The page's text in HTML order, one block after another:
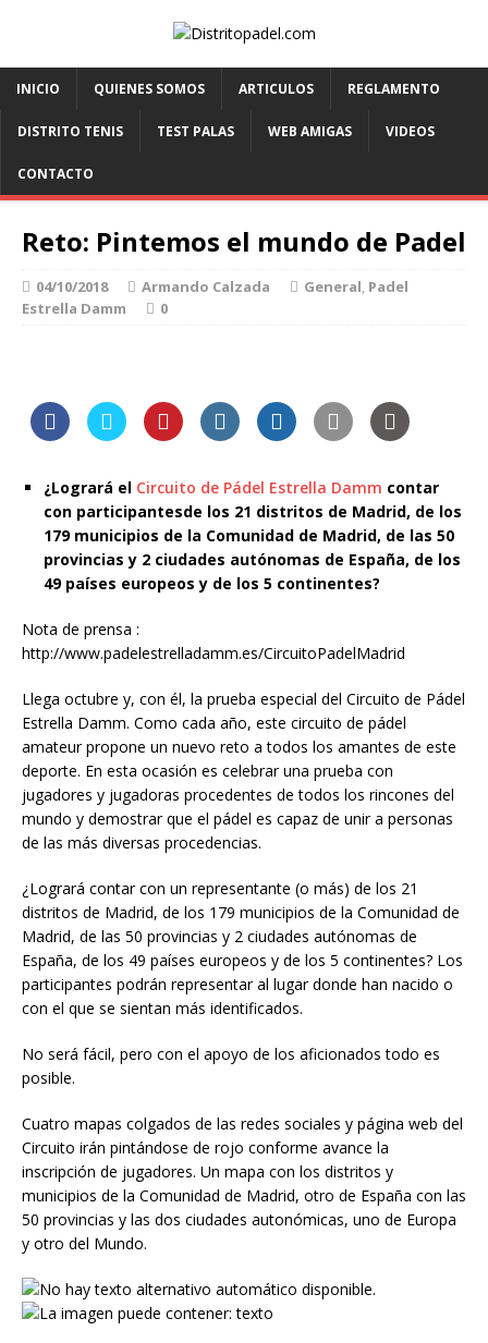
INICIO QUIENES SOMOS ARTICULOS REGLAMENTO
DISTRITO TENIS TEST PALAS WEB AMIGAS VIDEOS
CONTACTO
Reto: Pintemos el mundo de Padel
04/10/2018 Armando Calzada General, Padel
Estrella Damm
0
¿Logrará el Circuito de Pádel Estrella Damm contar
con participantesde los 21 distritos de Madrid, de los
179 municipios de la Comunidad de Madrid, de las 50
provincias y 2 ciudades autónomas de España, de los
49 países europeos y de los 5 continentes?
Nota de prensa :
http://www.padelestrelladamm.es/CircuitoPadelMadrid
Llega octubre y, con él, la prueba especial del Circuito de Pádel
Estrella Damm. Como cada año, este circuito de pádel
amateur propone un nuevo reto a todos los amantes de este
deporte. En esta ocasión es celebrar una prueba con
jugadores y jugadoras procedentes de todos los rincones del
mundo y demostrar que el pádel es capaz de unir a personas
de las más diversas procedencias.
¿Logrará contar con un representante (o más) de los 21
distritos de Madrid, de los 179 municipios de la Comunidad de
Madrid, de las 50 provincias y 2 ciudades autónomas de
España, de los 49 países europeos y de los 5 continentes? Los
participantes podrán representar al lugar donde han nacido o
con el que se sientan más identificados.
No será fácil, pero con el apoyo de los aficionados todo es
posible.
Cuatro mapas colgados de las redes sociales y página web del
Circuito irán pintándose de rojo conforme avance la
inscripción de jugadores. Un mapa con los distritos y
municipios de la Comunidad de Madrid, otro de España con las
50 provincias y las dos ciudades autonómicas, uno de Europa
y otro del Mundo.